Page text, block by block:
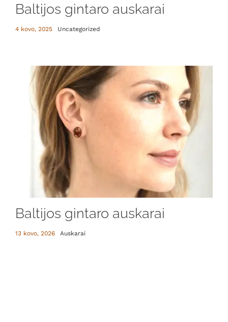
Baltijos gintaro auskarai
4 kovo, 2025 Uncategorized
Baltijos gintaro auskarai
13 kovo, 2026 Auskarai